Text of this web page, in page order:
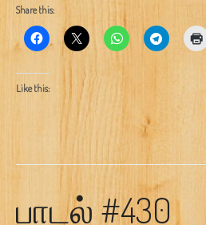
Share this:
Like this:
பாடல் #430